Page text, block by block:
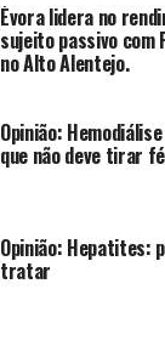
Évora lidera no
sujeito passivo com
no Alto Alentejo.
Opinião:
que não deve tirar
Opinião: Hepatites:
tratar